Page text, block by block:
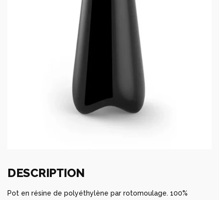
DESCRIPTION
Pot en résine de polyéthylène par rotomoulage. 100%